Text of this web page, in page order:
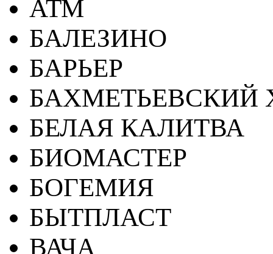
АТМ
БАЛЕЗИНО
БАРЬЕР
БАХМЕТЬЕВСКИЙ
БЕЛАЯ КАЛИТВА
БИОМАСТЕР
БОГЕМИЯ
БЫТПЛАСТ
ВАЧА